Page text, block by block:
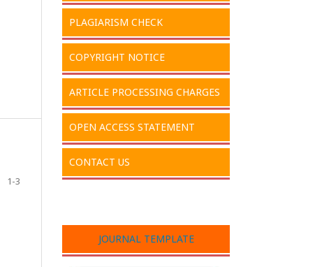
1-3
PLAGIARISM CHECK
COPYRIGHT NOTICE
ARTICLE PROCESSING CHARGES
OPEN ACCESS STATEMENT
CONTACT US
JOURNAL TEMPLATE